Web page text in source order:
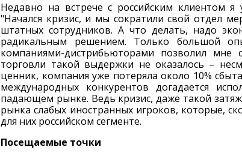
Недавно на встрече с российским клиентом
"Начался кризис, и мы сократили свой отдел
штатных сотрудников. А что делать, надо
радикальным решением. Только большой
компаниями-дистрибьюторами позволил мне
торговли такой выдержки не оказалось –
ценник, компания уже потеряла около 10%
международных конкурентов догадается
падающем рынке. Ведь кризис, даже такой
рынка слабых иностранных игроков, которые,
для них российском сегменте.
Посещаемые точки